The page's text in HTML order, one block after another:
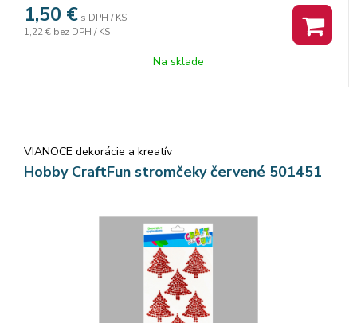
1,50 € s DPH / KS
1,22 € bez DPH / KS
Na sklade
VIANOCE dekorácie a kreatív
Hobby CraftFun stromčeky červené 501451